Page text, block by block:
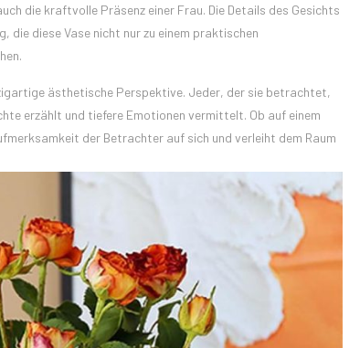
die kraftvolle Präsenz einer Frau. Die Details des Gesichts
diese Vase nicht nur zu einem praktischen
ästhetische Perspektive. Jeder, der sie betrachtet,
erzählt und tiefere Emotionen vermittelt. Ob auf einem
der Betrachter auf sich und verleiht dem Raum